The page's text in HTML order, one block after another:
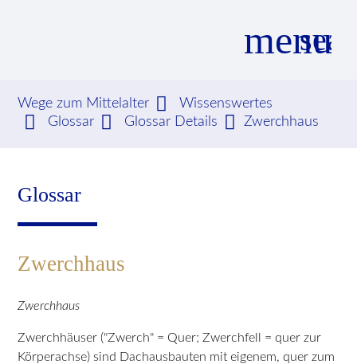
menu
Suchbegriffe SUCHEN
Wege zum Mittelalter
Wissenswertes
Glossar
Glossar Details Zwerchhaus
Glossar
Zwerchhaus
Zwerchhaus
Zwerchhäuser ("Zwerch" = Quer; Zwerchfell = quer zur
Körperachse) sind Dachausbauten mit eigenem, quer zum